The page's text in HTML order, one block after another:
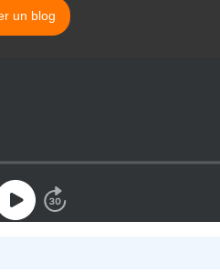
un blog